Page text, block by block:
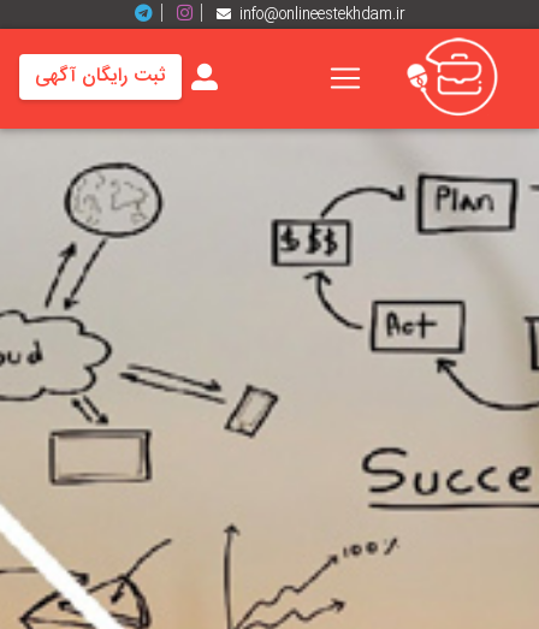
info@onlineestekhdam.ir
خانه
های
شغلی
رزومه
ها
اخبار
مشاغل
ثبت رایگان آگهی